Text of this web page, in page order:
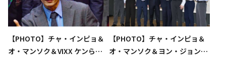
【PHOTO】チャ・インピョ＆
オ・マンソク＆VIXX ケンら、
【PHOTO】チャ・インピョ＆
オ・マンソク＆ヨン・ジョンフ